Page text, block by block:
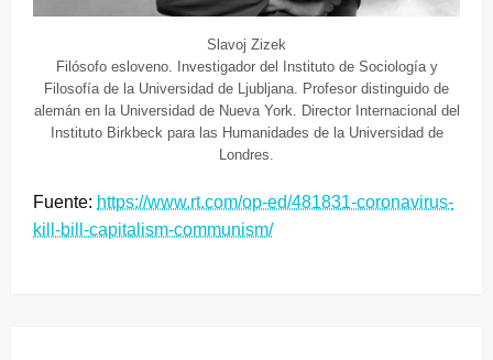
Slavoj Zizek
Filósofo esloveno. Investigador del Instituto de Sociología y
Filosofía de la Universidad de Ljubljana. Profesor distinguido de
alemán en la Universidad de Nueva York. Director Internacional del
Instituto Birkbeck para las Humanidades de la Universidad de
Londres.
Fuente: https://www.rt.com/op-ed/481831-coronavirus-
kill-bill-capitalism-communism/